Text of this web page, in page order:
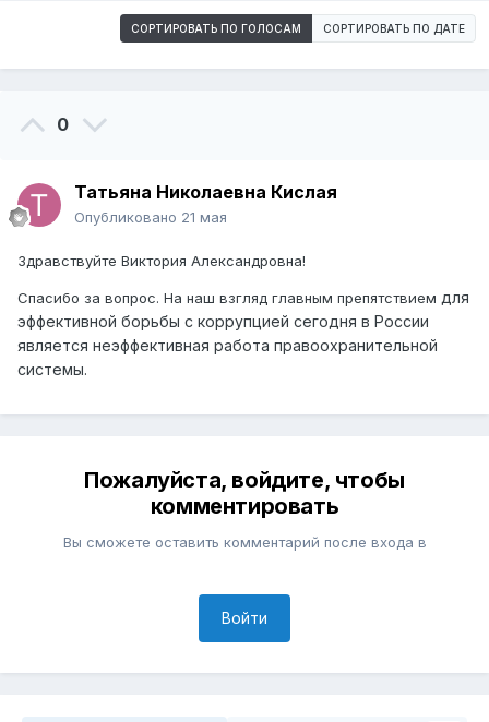
СОРТИРОВАТЬ ПО ГОЛОСАМ СОРТИРОВАТЬ ПО ДАТЕ
0
Татьяна Николаевна Кислая
Опубликовано 21 мая
Здравствуйте Виктория Александровна!
Спасибо за вопрос. На наш взгляд главным препятствием для
эффективной борьбы с коррупцией сегодня в России
является неэффективная работа правоохранительной
системы.
Пожалуйста, войдите, чтобы
комментировать
Вы сможете оставить комментарий после входа в
Войти